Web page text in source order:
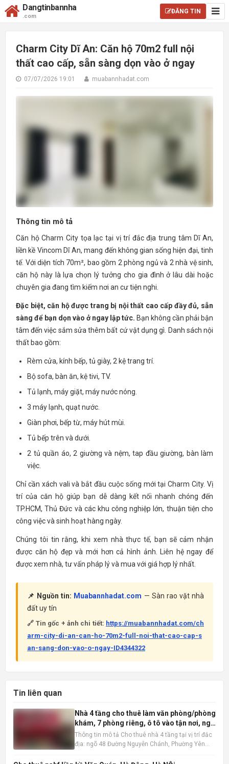
Dangtinbannha
.com
ĐĂNG TIN
Charm City Dĩ An: Căn hộ 70m2 full nội
thất cao cấp, sẵn sàng dọn vào ở ngay
07/07/2026 19:01 muabannhadat.com
Thông tin mô tả
Căn hộ Charm City tọa lạc tại vị trí đắc địa trung tâm Dĩ An,
liền kề Vincom Dĩ An, mang đến không gian sống hiện đại, tinh
tế. Với diện tích 70m², bao gồm 2 phòng ngủ và 2 nhà vệ sinh,
căn hộ này là lựa chọn lý tưởng cho gia đình ở lâu dài hoặc
chuyên gia đang tìm kiếm nơi an cư tiện nghi.
Đặc biệt, căn hộ được trang bị nội thất cao cấp đầy đủ, sẵn
sàng để bạn dọn vào ở ngay lập tức. Bạn không cần phải bận
tâm đến việc sắm sửa thêm bất cứ vật dụng gì. Danh sách nội
thất bao gồm:
Rèm cửa, kính bếp, tủ giày, 2 kệ trang trí.
Bộ sofa, bàn ăn, kệ tivi, TV.
Tủ lạnh, máy giặt, máy nước nóng.
3 máy lạnh, quạt nước.
Giàn phơi, bếp từ, máy hút mùi.
Tủ bếp trên và dưới.
2 tủ quần áo, 2 giường và nệm, tap đầu giường, bàn làm
việc.
Chỉ cần xách vali và bắt đầu cuộc sống mới tại Charm City. Vị
trí của căn hộ giúp bạn dễ dàng kết nối nhanh chóng đến
TP.HCM, Thủ Đức và các khu công nghiệp lớn, thuận tiện cho
công việc và sinh hoạt hàng ngày.
Chúng tôi tin rằng, khi xem nhà thực tế, bạn sẽ cảm nhận
được căn hộ đẹp và mới hơn cả hình ảnh. Liên hệ ngay để
được xem nhà, tư vấn pháp lý và mua với giá hợp lý nhất.
📌 Nguồn tin: Muabannhadat.com — Sàn rao vặt nhà
đất uy tín
🔗 Tin gốc + ảnh chi tiết: https://muabannhadat.com/ch
arm-city-di-an-can-ho-70m2-full-noi-that-cao-cap-s
an-sang-don-vao-o-ngay-ID4344322
Tin liên quan
Nhà 4 tầng cho thuê làm văn phòng/phòng
khám, 7 phòng riêng, ô tô vào tận nơi, ngõ
48 Nguyễn Chánh
Thông tin mô tả Cho thuê nhà 4 tầng tại vị trí đắc
địa: ngõ 48 Đường Nguyễn Chánh, Phường Yên
60m2 x 4 tầng, được thiết kế hợp lý với 7 phòng